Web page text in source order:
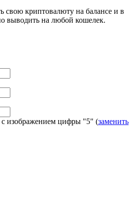
свою криптовалюту на балансе и в
выводить на любой кошелек.
изображением цифры "5" (заменить